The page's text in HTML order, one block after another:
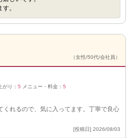
。
（女性/50代/会社員）
がり： 5 メニュー・料金： 5
くれるので、気に入ってます。丁寧で良心
[投稿日] 2026/08/03